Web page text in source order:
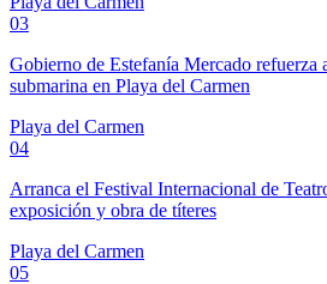
03
Gobierno de Estefanía Mercado refuerza
submarina en Playa del Carmen
Playa del Carmen
04
Arranca el Festival Internacional de
exposición y obra de títeres
Playa del Carmen
05